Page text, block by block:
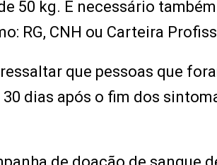
50 kg. É necessário
RG, CNH ou Carteira
que pessoas que
dias após o fim dos